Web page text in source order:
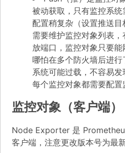
被动获取，只有监控系
配置稍复杂（设置推送
需要维护监控对象列表
放端口，监控对象只要能
哪怕在多个防火墙后进
系统可能过载，不容易
每个监控对象都需要配置
监控对象（客户端）
Node Exporter 是
客户端，注意更改版本号为最新